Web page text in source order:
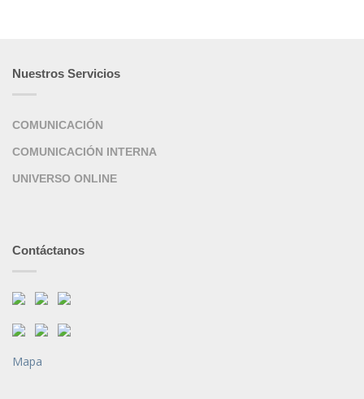
Nuestros Servicios
COMUNICACIÓN
COMUNICACIÓN INTERNA
UNIVERSO ONLINE
Contáctanos
Mapa